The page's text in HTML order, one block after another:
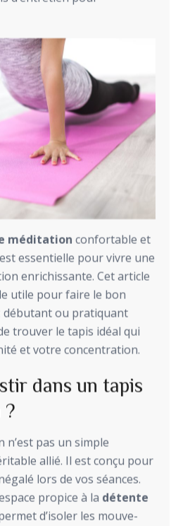
méditation confortable et
essentielle pour vivre une
enrichissante. Cet article
utile pour faire le bon
débutant ou pratiquant
trouver le tapis idéal qui
et votre concentration.
dans un tapis
?
pas un simple
allié. Il est conçu pour
lors de vos séances.
propice à la détente
d’isoler les mouve-